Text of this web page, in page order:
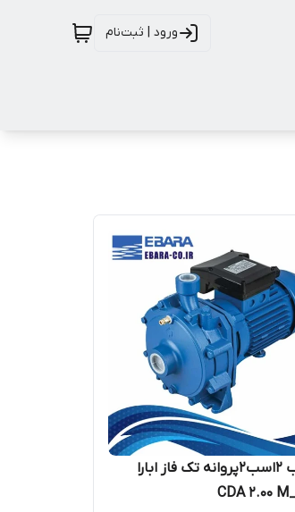
ورود | ثبت‌نام
پمپ آب 2اسب2پروانه تک فاز ابارا